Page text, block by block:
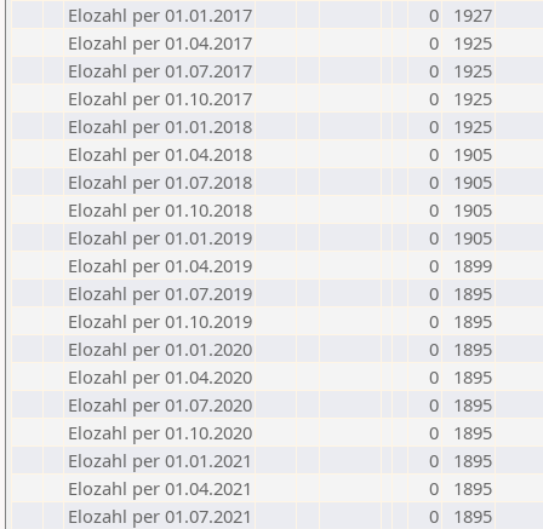
Elozahl per 01.01.2017
0
1927
Elozahl per 01.04.2017
0
1925
Elozahl per 01.07.2017
0
1925
Elozahl per 01.10.2017
0
1925
Elozahl per 01.01.2018
0
1925
Elozahl per 01.04.2018
0
1905
Elozahl per 01.07.2018
0
1905
Elozahl per 01.10.2018
0
1905
Elozahl per 01.01.2019
0
1905
Elozahl per 01.04.2019
0
1899
Elozahl per 01.07.2019
0
1895
Elozahl per 01.10.2019
0
1895
Elozahl per 01.01.2020
0
1895
Elozahl per 01.04.2020
0
1895
Elozahl per 01.07.2020
0
1895
Elozahl per 01.10.2020
0
1895
Elozahl per 01.01.2021
0
1895
Elozahl per 01.04.2021
0
1895
Elozahl per 01.07.2021
0
1895